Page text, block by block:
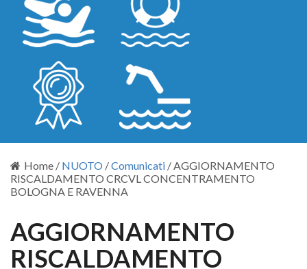
Home / NUOTO /Comunicati /AGGIORNAMENTO
RISCALDAMENTO CRCVL CONCENTRAMENTO
BOLOGNA E RAVENNA
AGGIORNAMENTO
RISCALDAMENTO